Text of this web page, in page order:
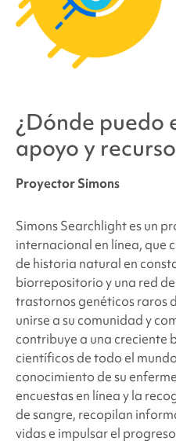
¿Dónde puedo
apoyo y
Proyector Simons
Simons Searchlight es un
internacional en línea, que
de historia natural en
biorrepositorio y una red
trastornos genéticos raros
unirse a su comunidad y
contribuye a una creciente
científicos de todo el
conocimiento de su
encuestas en línea y la
de sangre, recopilan
vidas e impulsar el